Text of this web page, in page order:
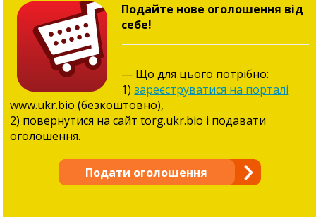
Подайте нове оголошення від
себе!
— Що для цього потрібно:
1)зареєструватися на порталі
www.ukr.bio (безкоштовно),
2) повернутися на сайт torg.ukr.bio і подавати
оголошення.
Подати оголошення